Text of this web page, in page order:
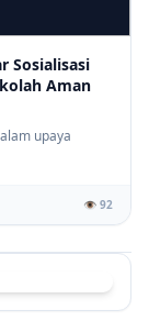
Sosialisasi
Aman
upaya
👁️ 92